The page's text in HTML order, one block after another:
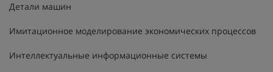
Детали машин
Имитационное моделирование экономических процессов
Интеллектуальные информационные системы